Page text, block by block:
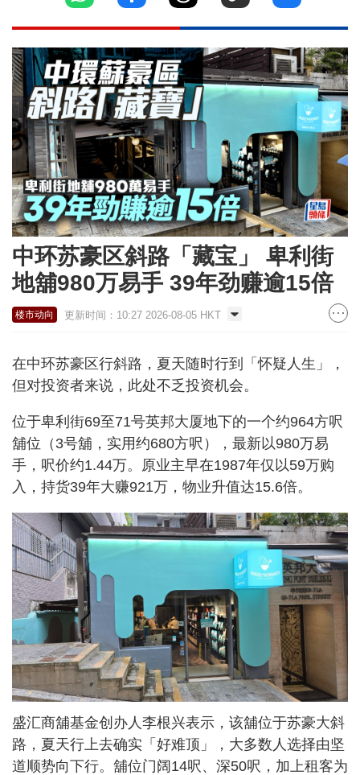
中环苏豪区斜路「藏宝」 卑利街
地舖980万易手 39年劲赚逾15倍
楼市动向 更新时间：10:27 2026-08-05 HKT
在中环苏豪区行斜路，夏天随时行到「怀疑人生」，
但对投资者来说，此处不乏投资机会。
位于卑利街69至71号英邦大厦地下的一个约964方呎
舖位（3号舖，实用约680方呎），最新以980万易
手，呎价约1.44万。原业主早在1987年仅以59万购
入，持货39年大赚921万，物业升值达15.6倍。
盛汇商舖基金创办人李根兴表示，该舖位于苏豪大斜
路，夏天行上去确实「好难顶」，大多数人选择由坚
道顺势向下行。舖位门阔14呎、深50呎，加上租客为